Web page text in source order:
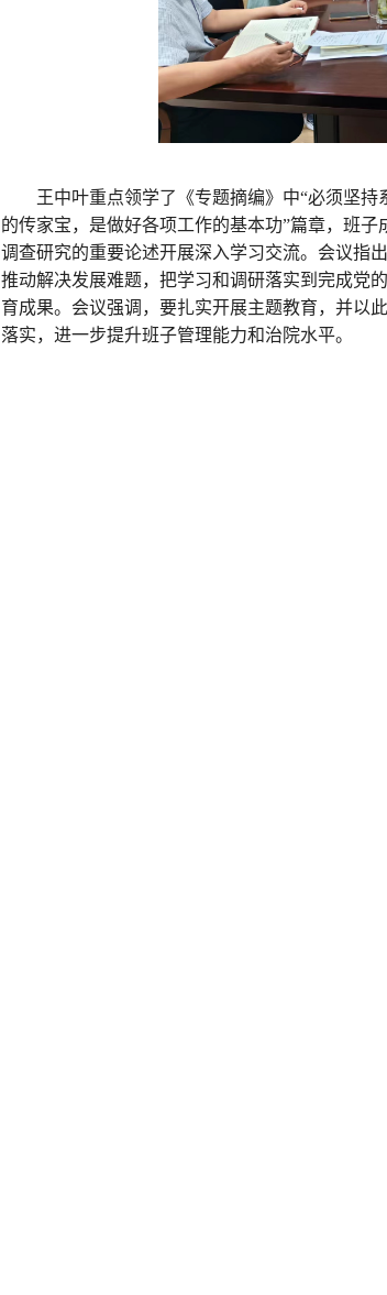
王中叶重点领学了《专题摘编》中“必须坚持
的传家宝，是做好各项工作的基本功”篇章，班
调查研究的重要论述开展深入学习交流。会议指
推动解决发展难题，把学习和调研落实到完成党
育成果。会议强调，要扎实开展主题教育，并以
落实，进一步提升班子管理能力和治院水平。